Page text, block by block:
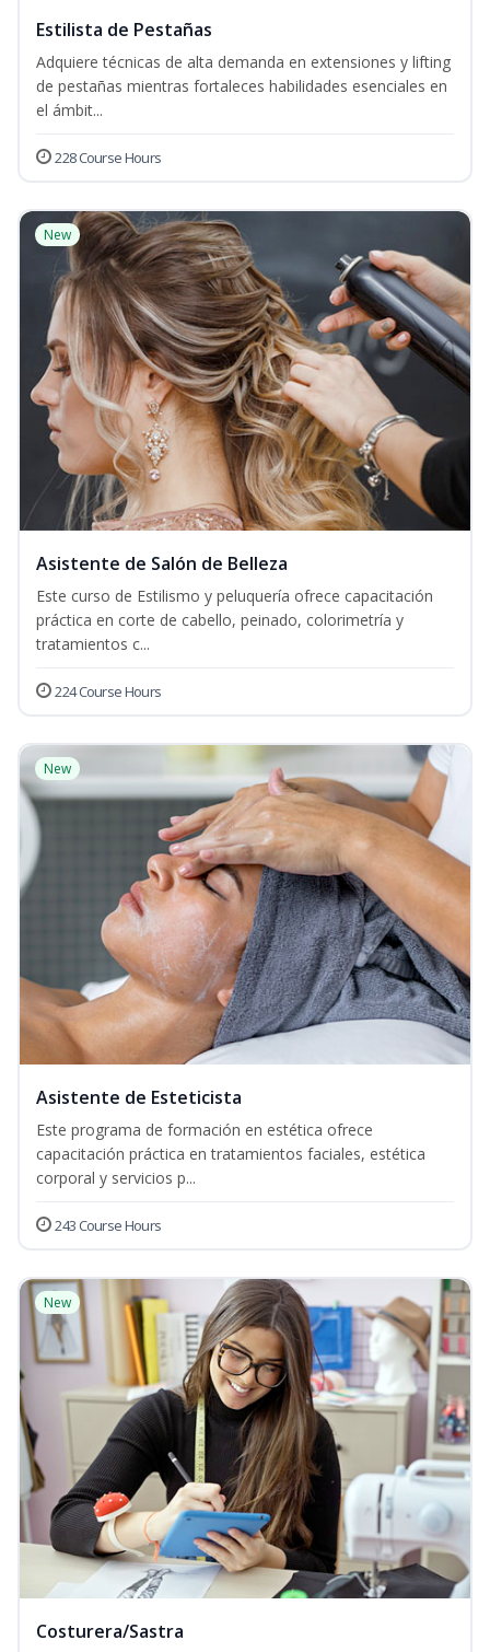
Estilista de Pestañas
Adquiere técnicas de alta demanda en extensiones y lifting
de pestañas mientras fortaleces habilidades esenciales en
el ámbit...
228 Course Hours
New
Asistente de Salón de Belleza
Este curso de Estilismo y peluquería ofrece capacitación
práctica en corte de cabello, peinado, colorimetría y
tratamientos c...
224 Course Hours
New
Asistente de Esteticista
Este programa de formación en estética ofrece
capacitación práctica en tratamientos faciales, estética
corporal y servicios p...
243 Course Hours
New
Costurera/Sastra